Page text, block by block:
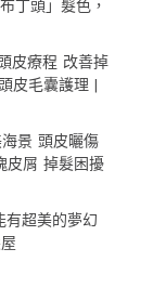
丁頭」髮色，
皮療程 改善掉
皮毛囊護理 |
景 頭皮曬傷
皮屑 掉髮困擾
有超美的夢幻